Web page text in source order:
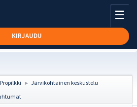
KIRJAUDU
☰
Propilkki ► Järvikohtainen keskustelu